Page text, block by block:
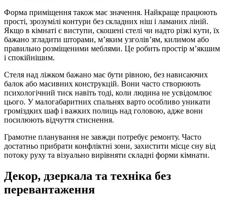
Форма приміщення також має значення. Найкраще працюють
прості, зрозумілі контури без складних ніш і ламаних ліній.
Якщо в кімнаті є виступи, скошені стелі чи надто різкі кути, їх
бажано згладити шторами, м’яким узголів’ям, килимом або
правильно розміщеними меблями. Це робить простір м’якшим
і спокійнішим.
Стеля над ліжком бажано має бути рівною, без нависаючих
балок або масивних конструкцій. Вони часто створюють
психологічний тиск навіть тоді, коли людина не усвідомлює
цього. У малогабаритних спальнях варто особливо уникати
громіздких шаф і важких полиць над головою, адже вони
посилюють відчуття стиснення.
Грамотне планування не завжди потребує ремонту. Часто
достатньо прибрати конфліктні зони, захистити місце сну від
потоку руху та візуально вирівняти складні форми кімнати.
Декор, дзеркала та техніка без
перевантаження